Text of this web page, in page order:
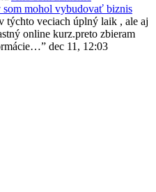
som mohol vybudovať biznis
týchto veciach úplný laik , ale aj
online kurz.preto zbieram
” dec 11, 12:03